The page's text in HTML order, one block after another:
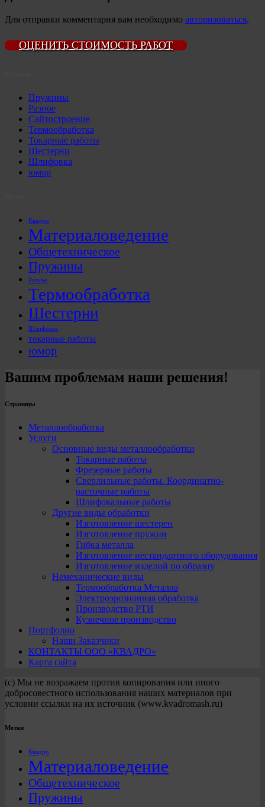
Для отправки комментария вам необходимо авторизоваться.
ОЦЕНИТЬ СТОИМОСТЬ РАБОТ
Пружины
Разное
Сайтостроение
Термообработка
Токарные работы
Шестерни
Шлифовка
юмор
Квадро
Материаловедение
Общетехническое
Пружины
Разное
Термообработка
Шестерни
Шлифовка
токарные работы
юмор
Вашим проблемам наши решения!
Страницы
Металлообработка
Услуги
Основные виды металлообработки
Токарные работы
Фрезерные работы
Сверлильные работы. Координатно-
расточные работы
Шлифовальные работы
Другие виды обработки
Изготовление шестерен
Изготовление пружин
Гибка металла
Изготовление нестандартного оборудования
Изготовление изделий по образцу
Немеханические виды
Термообработка Металла
Электроэрозионная обработка
Производство РТИ
Кузнечное производство
Портфолио
Наши Заказчики
КОНТАКТЫ ООО «КВАДРО»
Карта сайта
(с) Мы не возражаем против копирования или иного
добросовестного использования наших материалов при
условии ссылки на их источник (www.kvadromash.ru)
Метки
Квадро
Материаловедение
Общетехническое
Пружины